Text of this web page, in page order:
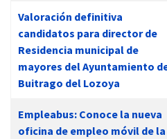
Valoración definitiva
candidatos para director de
Residencia municipal de
mayores del Ayuntamiento
Buitrago del Lozoya
Empleabus: Conoce la nueva
oficina de empleo móvil de la